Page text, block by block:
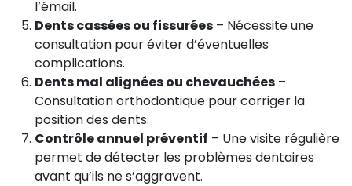
l’émail.
Dents cassées ou fissurées – Nécessite une
consultation pour éviter d’éventuelles
complications.
Dents mal alignées ou chevauchées –
Consultation orthodontique pour corriger la
position des dents.
Contrôle annuel préventif – Une visite régulière
permet de détecter les problèmes dentaires
avant qu’ils ne s’aggravent.